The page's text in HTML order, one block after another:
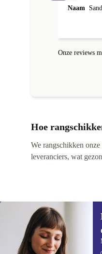
echt.
Naam
Onze reviews
Hoe
We rangschikken
leveranciers, wat
Meld je aan
ontvang